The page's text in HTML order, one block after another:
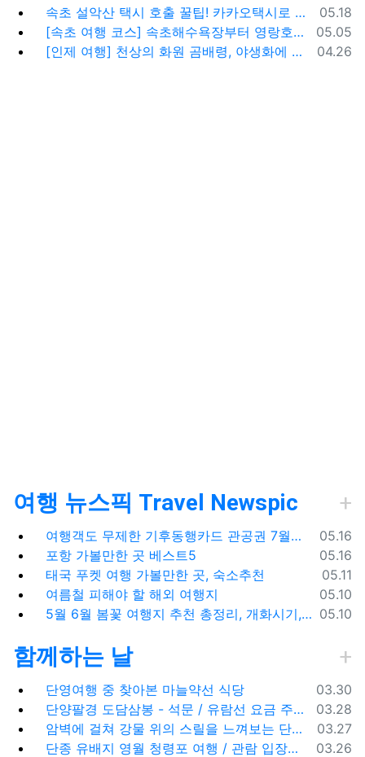
등록일
05.18
속초 설악산 택시 호출 꿀팁! 카카오택시로 빠르고 편하게 이용하는 방법
등록일
05.05
[속초 여행 코스] 속초해수욕장부터 영랑호까지, 꼭 가봐야 할 BEST 5
등록일
04.26
[인제 여행] 천상의 화원 곰배령, 야생화에 물들다 (예약 및 코스 팁)
여행 뉴스픽 Travel Newspic
등록일
05.16
여행객도 무제한 기후동행카드 관공권 7월출시
등록일
05.16
포항 가볼만한 곳 베스트5
등록일
05.11
태국 푸켓 여행 가볼만한 곳, 숙소추천
등록일
05.10
여름철 피해야 할 해외 여행지
등록일
05.10
5월 6월 봄꽃 여행지 추천 총정리, 개화시기, 지도공유
함께하는 날
등록일
03.30
단영여행 중 찾아본 마늘약선 식당
등록일
03.28
단양팔경 도담삼봉 - 석문 / 유람선 요금 주차비
등록일
03.27
암벽에 걸쳐 강물 위의 스릴을 느껴보는 단양 잔도길
등록일
03.26
단종 유배지 영월 청령포 여행 / 관람 입장료 주차장